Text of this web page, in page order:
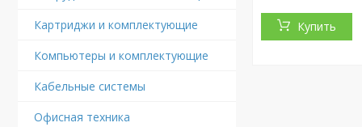
Картриджи и комплектующие
Компьютеры и комплектующие
Кабельные системы
Офисная техника
Купить